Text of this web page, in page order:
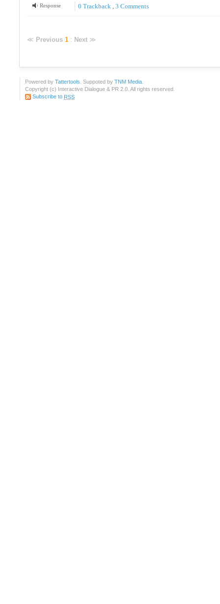
Response
0 Trackback , 3 Comments
≪ Previous 1 : Next ≫
Powered by Tattertools . Suppoted by TNM Media
Copyright (c) Interactive Dialogue & PR 2.0. All rights reserved.
Subscribe to RSS